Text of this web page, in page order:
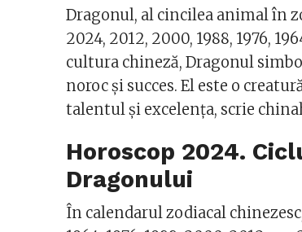
Dragonul, al cincilea animal în
2024, 2012, 2000, 1988, 1976,
cultura chineză, Dragonul
noroc și succes. El este o
talentul și excelența, scrie
Horoscop 2024.
Dragonului
În calendarul zodiacal